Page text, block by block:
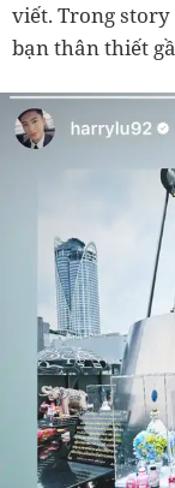
viết. Trong
bạn thân thiết